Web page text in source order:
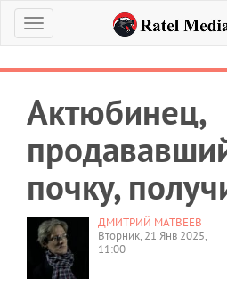
Меню
Актюбинец,
почку,
ДМИТРИЙ МАТВЕЕВ
Вторник, 21 Янв 2025,
11:00